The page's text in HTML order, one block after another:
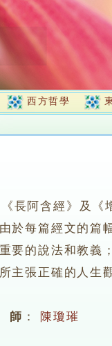
西方哲學
《長阿含經》及
於每篇經文的篇
要的說法和教義
主張正確的人生
： 陳瓊璀